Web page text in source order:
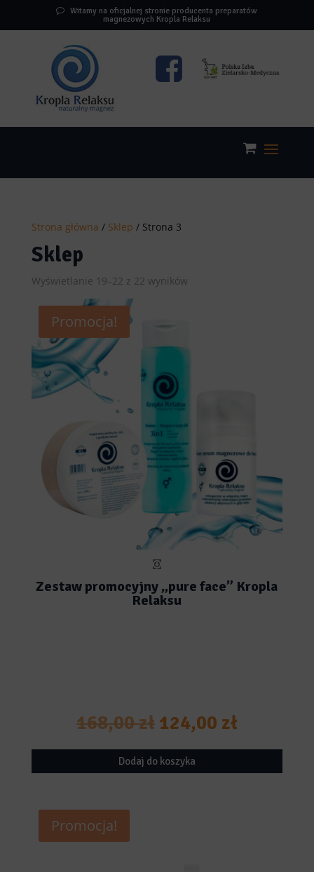
Witamy na oficjalnej stronie producenta preparatów
magnezowych Kropla Relaksu
Strona główna / Sklep / Strona 3
Sklep
Wyświetlanie 19–22 z 22 wynikówPosortowane
Promocja!
Zestaw promocyjny „pure face” Kropla
Relaksu
168,00zł Pierwotna
cena
124,00 złAktualna
cena
Dodaj do koszyka
Promocja!